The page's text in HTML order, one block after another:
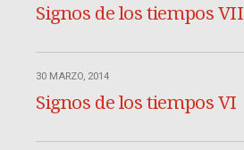
Signos de los tiempos VII
30 MARZO, 2014
Signos de los tiempos VI